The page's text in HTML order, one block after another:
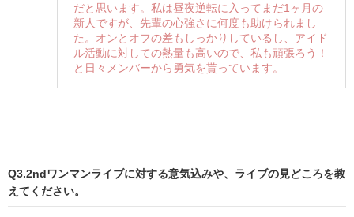
だと思います。私は昼夜逆転に入ってまだ1ヶ月の
新人ですが、先輩の心強さに何度も助けられまし
た。オンとオフの差もしっかりしているし、アイド
ル活動に対しての熱量も高いので、私も頑張ろう！
と日々メンバーから勇気を貰っています。
Q3.2ndワンマンライブに対する意気込みや、ライブの見どころを教
えてください。